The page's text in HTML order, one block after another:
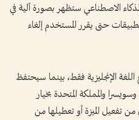
الاصطناعي ستظهر بصورة آلية في
حتى يقرر المستخدم إلغاء
الإنجليزية فقط، بينما سيحتفظ
والمملكة المتحدة بخيار
تفعيل الميزة أو تعطيلها من